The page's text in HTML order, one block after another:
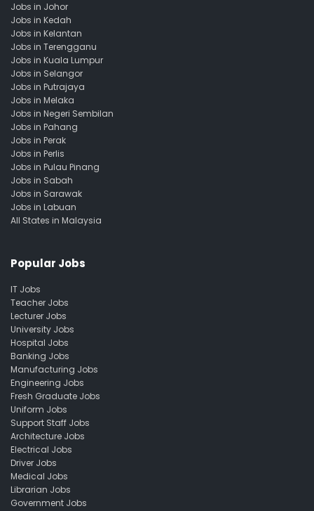
Jobs in Johor
Jobs in Kedah
Jobs in Kelantan
Jobs in Terengganu
Jobs in Kuala Lumpur
Jobs in Selangor
Jobs in Putrajaya
Jobs in Melaka
Jobs in Negeri Sembilan
Jobs in Pahang
Jobs in Perak
Jobs in Perlis
Jobs in Pulau Pinang
Jobs in Sabah
Jobs in Sarawak
Jobs in Labuan
All States in Malaysia
Popular Jobs
IT Jobs
Teacher Jobs
Lecturer Jobs
University Jobs
Hospital Jobs
Banking Jobs
Manufacturing Jobs
Engineering Jobs
Fresh Graduate Jobs
Uniform Jobs
Support Staff Jobs
Architecture Jobs
Electrical Jobs
Driver Jobs
Medical Jobs
Librarian Jobs
Government Jobs